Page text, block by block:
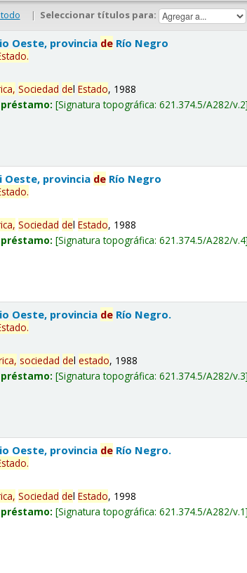
| Seleccionar títulos para:
Oeste, provincia de Río Negro
.
Sociedad delEstado, 1988
préstamo: Signatura topográfica:621.374.5/A282/v.2
provincia de Río Negro
.
Sociedad delEstado, 1988
préstamo: Signatura topográfica:621.374.5/A282/v.4
Oeste, provincia de Río Negro.
.
sociedad delestado, 1988
préstamo: Signatura topográfica:621.374.5/A282/v.3
Oeste, provincia de Río Negro.
.
Sociedad delEstado, 1998
préstamo: Signatura topográfica:621.374.5/A282/v.1